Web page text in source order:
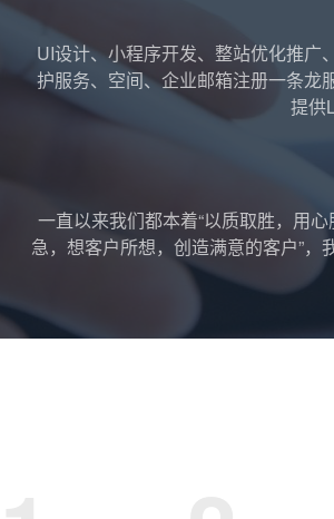
UI设计、小程序开发、整站优化推广
护服务、空间、企业邮箱注册一条龙
提供
一直以来我们都本着“以质取胜，用心
急，想客户所想，创造满意的客户”，